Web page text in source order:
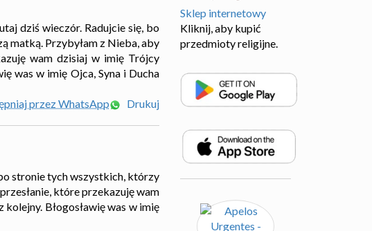
dziś wieczór. Radujcie się, bo
matką. Przybyłam z Nieba, aby
wam dzisiaj w imię Trójcy
was w imię Ojca, Syna i Ducha
przez WhatsApp
Drukuj
stronie tych wszystkich, którzy
które przekazuję wam
Błogosławię was w imię
Sklep internetowy
Kliknij, aby kupić
przedmioty religijne.